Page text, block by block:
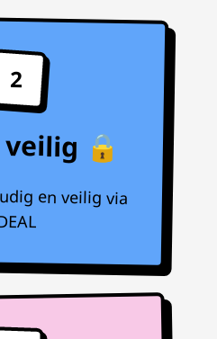
2
🔒
en veilig via